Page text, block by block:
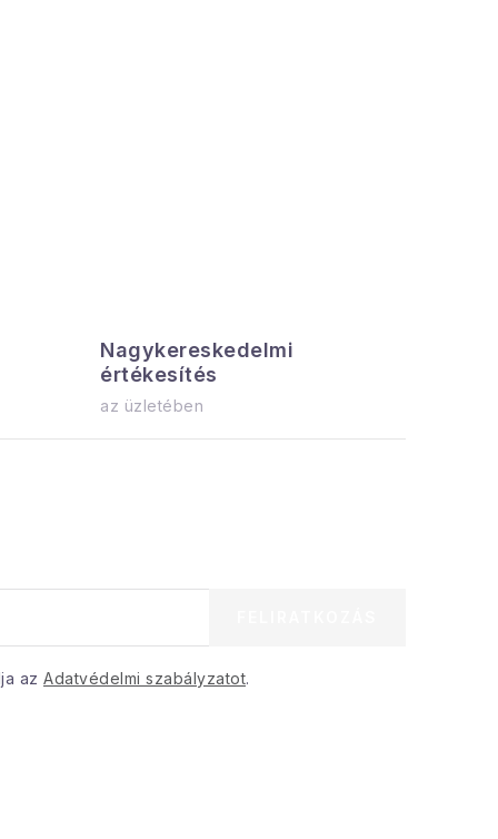
Nagykereskedelmi
értékesítés
az üzletében
az Adatvédelmi szabályzatot.